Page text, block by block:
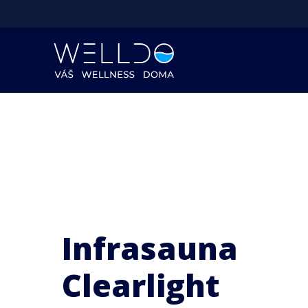
Infrasauna
Clearlight